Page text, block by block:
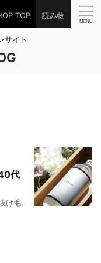
TOP 読み物
サイト
代
け毛,